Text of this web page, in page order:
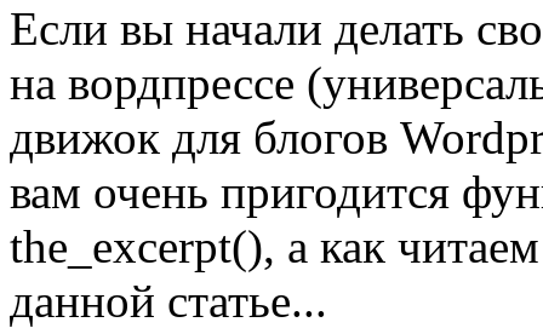
Если вы начали делать
на вордпрессе
движок для блогов
вам очень пригодится
the_excerpt(), а как
данной статье...